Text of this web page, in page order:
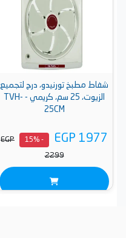
شفاط مطبخ تورنيدو، درج لتجميع
الزيوت، 25 سم، كريمي - TVH-
25CM
EGP 1977
- 15%
EGP
2299